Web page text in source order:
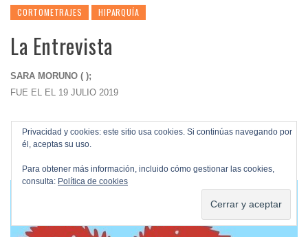
CORTOMETRAJES HIPARQUÍA
La Entrevista
SARA MORUNO ( );
FUE EL EL 19 JULIO 2019
Privacidad y cookies: este sitio usa cookies. Si continúas navegando por
él, aceptas su uso.
Para obtener más información, incluido cómo gestionar las cookies,
consulta: Política de cookies